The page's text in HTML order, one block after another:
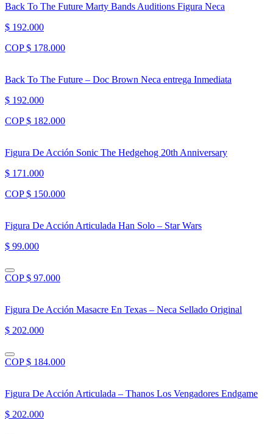
Back To The Future Marty Bands Auditions Figura Neca
$ 192.000
COP $ 178.000
Back To The Future – Doc Brown Neca entrega Inmediata
$ 192.000
COP $ 182.000
Figura De Acción Sonic The Hedgehog 20th Anniversary
$ 171.000
COP $ 150.000
Figura De Acción Articulada Han Solo – Star Wars
$ 99.000
COP $ 97.000
Figura De Acción Masacre En Texas – Neca Sellado Original
$ 202.000
COP $ 184.000
Figura De Acción Articulada – Thanos Los Vengadores Endgame
$ 202.000